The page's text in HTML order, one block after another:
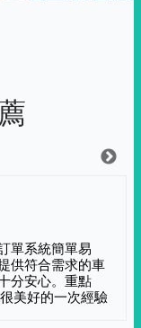
單系統簡單易
供符合需求的車
分安心。重點
美好的一次經驗